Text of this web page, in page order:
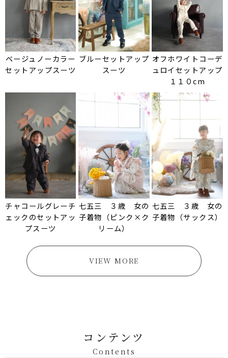
ベージュノーカラー
セットアップスーツ
ブルーセットアップ
スーツ
オフホワイトコーデ
ュロイセットアップ
１１０cm
チャコールグレーチ
ェックのセットアッ
プスーツ
七五三 ３歳 女の
子着物（ピンク×ク
リーム）
七五三 ３歳 女の
子着物（サックス）
VIEW MORE
コンテンツ
Contents